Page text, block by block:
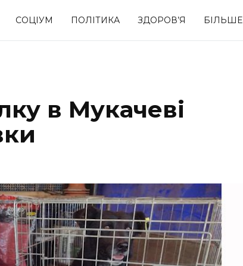
СОЦІУМ ПОЛІТИКА ЗДОРОВ’Я БІЛЬШЕ
Спорт
в Мукачеві